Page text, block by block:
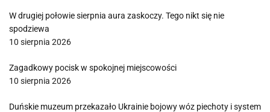
W drugiej połowie sierpnia aura zaskoczy. Tego nikt się nie
spodziewa
10 sierpnia 2026
Zagadkowy pocisk w spokojnej miejscowości
10 sierpnia 2026
Duńskie muzeum przekazało Ukrainie bojowy wóz piechoty i system